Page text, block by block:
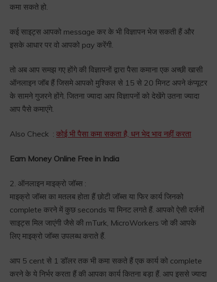
कमा सकते हो.
कई साइट्स आपको message कर के भी विज्ञापन भेज सकती हैं और
इसके आधार पर वो आपको pay करेंगी.
तो अब आप समझ गए होंगे की विज्ञापनों द्वारा पैसा कमाना एक अच्छी खासी
ऑनलाइन जॉब हैं जिसमे आपको मुश्किल से 15 से 20 मिनट अपने कंप्यूटर
के सामने गुजरने होंगे. जितना ज्यादा आप विज्ञापनों को देखेंगे उतना ज्यादा
आप पैसे कमाएंगे.
Also Check : कोई भी पैसा कमा सकता है, धन भेद भाव नहीं करता
Earn Money Online Free in India
2. ऑनलाइन माइक्रो जॉब्स :
माइक्रो जॉब्स का मतलब होता हैं छोटी जॉब्स या फिर कार्य जिनको
complete करने में कुछ seconds या मिनट लगते हैं. आपको ऐसी दर्जनों
साइट्स मिल जाएंगी जैसे की mTurk, MicroWorkers जो की आपके
लिए माइक्रो जॉब्स उपलब्ध कराते हैं.
आप 5 cent से 1 डॉलर तक भी कमा सकते हैं एक कार्य को complete
करने के ये निर्भर करता हैं की आपका कार्य कितना बड़ा हैं. आप इससे ज्यादा